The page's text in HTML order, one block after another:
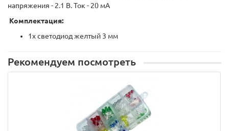
напряжения - 2.1 В. Ток - 20 мА
Комплектация:
1х светодиод желтый 3 мм
Рекомендуем посмотреть